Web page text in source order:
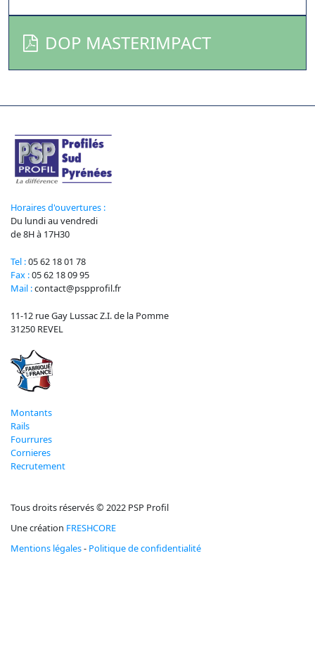
DOP MASTERIMPACT
11-12 rue Gay Lussac Z.I. de la Pomme
31250 REVEL
Tel :05 62 18 01 78
Fax :05 62 18 09 95
Mail :contact@pspprofil.fr
Horaires d'ouvertures :
Du lundi au vendredi
de 8H à 17H30
Montants
Rails
Fourrures
Cornieres
Recrutement
Tous droits réservés © 2022 PSP Profil
Une création FRESHCORE
Mentions légales- Politique de confidentialité